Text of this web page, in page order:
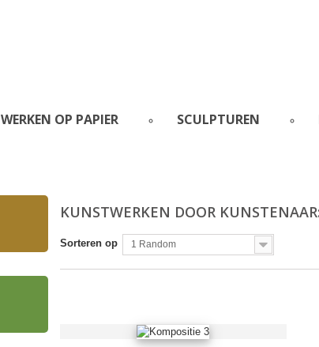
WERKEN OP PAPIER SCULPTUREN
KUNSTWERKEN DOOR
Sorteren op 1 Random